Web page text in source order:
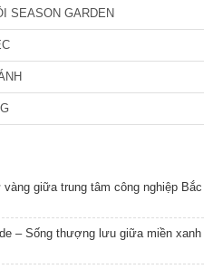
SEASON GARDEN
giữa trung tâm công nghiệp Bắc
– Sống thượng lưu giữa miền xanh